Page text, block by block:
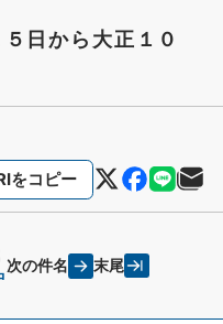
日から大正１０
をコピー
次の件名 末尾